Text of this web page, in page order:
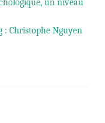
un niveau
: Christophe Nguyen